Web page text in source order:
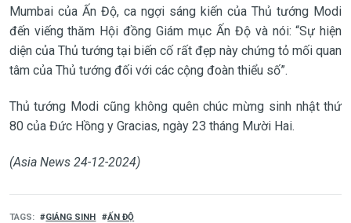
Mumbai của Ấn Độ, ca ngợi sáng kiến của Thủ tướng Modi
đến viếng thăm Hội đồng Giám mục Ấn Độ và nói: “Sự hiện
diện của Thủ tướng tại biến cố rất đẹp này chứng tỏ mối quan
tâm của Thủ tướng đối với các cộng đoàn thiểu số”.
Thủ tướng Modi cũng không quên chúc mừng sinh nhật thứ
80 của Đức Hồng y Gracias, ngày 23 tháng Mười Hai.
(Asia News 24-12-2024)
TAGS GIÁNG SINH ẤN ĐỘ